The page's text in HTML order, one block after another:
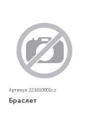
Артикул: 221610001cz
Браслет